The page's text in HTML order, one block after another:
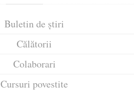
Buletin de știri
Călătorii
Colaborari
Cursuri povestite